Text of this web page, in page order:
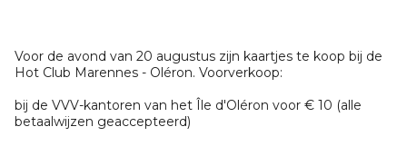
Voor de avond van 20 augustus zijn kaartjes te koop bij de
Hot Club Marennes - Oléron. Voorverkoop:
bij de VVV-kantoren van het Île d'Oléron voor € 10 (alle
betaalwijzen geaccepteerd)